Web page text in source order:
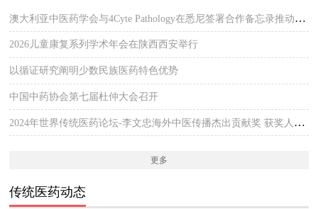
澳大利亚中医药学会与4Cyte Pathology在悉尼签署合作备忘录推动中医临床与现代病理检测协作 开启澳大利亚中医专业发展新篇章
2026儿童康复系列学术年会在陕西西安举行
以循证研究阐明少数民族医药特色优势
中国中药协会第七届杜仲大会召开
2024年世界传统医药论坛-李文忠海外中医传播杰出贡献奖 获奖人员公示
更多
传统医药动态